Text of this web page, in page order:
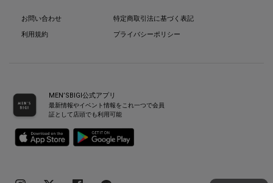
お問い合わせ
利用規約
特定商取引法に基づく表記
プライバシーポリシー
MEN’SBIGI公式アプリ
最新情報やイベント情報をこれ一つで会員
証として店頭でも利用可能